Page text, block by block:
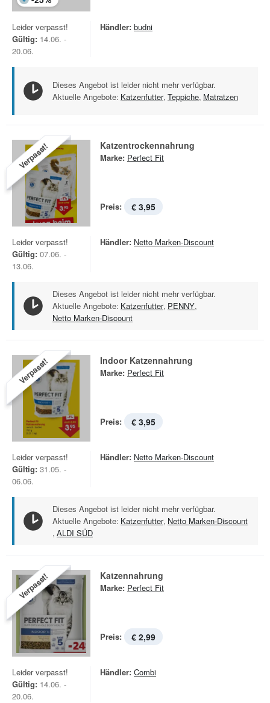
Leider verpasst!
Gültig: 14.06. -
20.06.
Händler: budni
Dieses Angebot ist leider nicht mehr verfügbar.
Aktuelle Angebote: Katzenfutter, Teppiche, Matratzen
Verpasst! Katzentrockennahrung
Marke: Perfect Fit
Preis: € 3,95
Leider verpasst!
Gültig: 07.06. -
13.06.
Händler: Netto Marken-Discount
Dieses Angebot ist leider nicht mehr verfügbar.
Aktuelle Angebote: Katzenfutter, PENNY,
Netto Marken-Discount
Verpasst! Indoor Katzennahrung
Marke: Perfect Fit
Preis: € 3,95
Leider verpasst!
Gültig: 31.05. -
06.06.
Händler: Netto Marken-Discount
Dieses Angebot ist leider nicht mehr verfügbar.
Aktuelle Angebote: Katzenfutter, Netto Marken-Discount
, ALDI SÜD
Verpasst! Katzennahrung
Marke: Perfect Fit
Preis: € 2,99
Leider verpasst!
Gültig: 14.06. -
20.06.
Händler: Combi